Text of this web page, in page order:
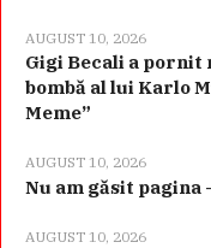
AUGUST 10, 2026
Gigi Becali a
bombă al lui Karlo
Meme”
AUGUST 10, 2026
Nu am găsit pagina
AUGUST 10, 2026